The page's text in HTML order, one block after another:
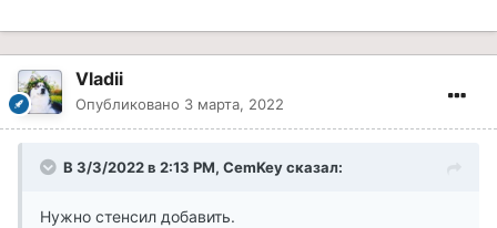
Vladii
Опубликовано 3 марта, 2022
В 3/3/2022 в 2:13 PM, CemKey сказал:
Нужно стенсил добавить.